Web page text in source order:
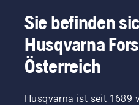
Sie befinden
Husqvarna
Österreich
Husqvarna ist seit 1689